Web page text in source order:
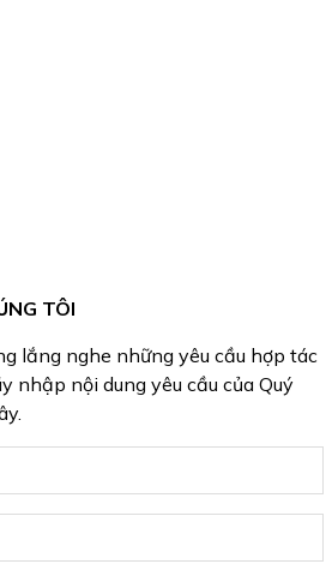
TÔI
lắng nghe những yêu cầu hợp tác
nhập nội dung yêu cầu của Quý